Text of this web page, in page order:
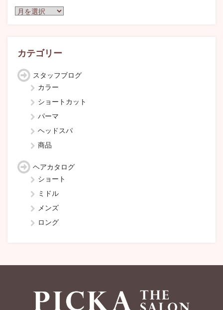
ア
ブ
カテゴリー
スタッフブログ
カラー
ショートカット
パーマ
ヘッドスパ
商品
ヘアカタログ
ショート
ミドル
メンズ
ロング